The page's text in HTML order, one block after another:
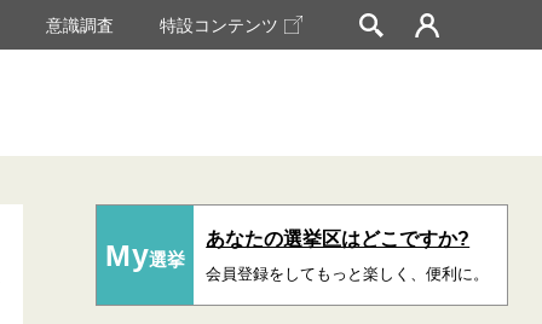
意識調査 特設コンテンツ
My選挙
あなたの選挙区はどこですか?
会員登録をしてもっと楽しく、便利に。